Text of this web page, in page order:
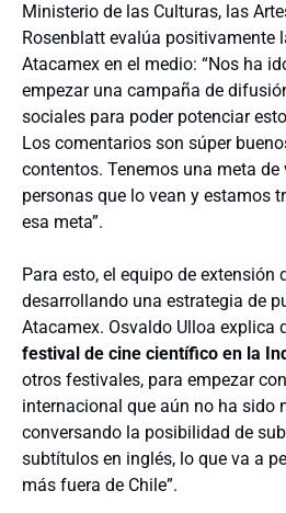
Ministerio de las Culturas, las
Rosenblatt evalúa positivamente
Atacamex en el medio: “Nos ha
empezar una campaña de
sociales para poder potenciar
Los comentarios son súper
contentos. Tenemos una meta de
personas que lo vean y estamos
esa meta”.
Para esto, el equipo de extensión
desarrollando una estrategia de
Atacamex. Osvaldo Ulloa explica
festival de cine científico en la
otros festivales, para empezar
internacional que aún no ha sido
conversando la posibilidad de
subtítulos en inglés, lo que va a
más fuera de Chile”.